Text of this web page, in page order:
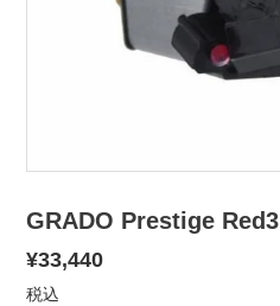
GRADO Prestige Red3
通
常
¥33,440
税込